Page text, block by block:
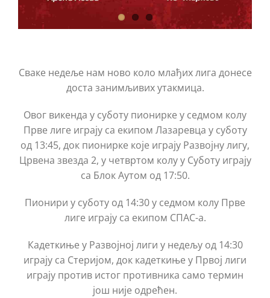
Сваке недеље нам ново коло млађих лига донесе
доста занимљивих утакмица.
Овог викенда у суботу пионирке у седмом колу
Прве лиге играју са екипом Лазаревца у суботу
од 13:45, док пионирке које играју Развојну лигу,
Црвена звезда 2, у четвртом колу у Суботу играју
са Блок Аутом од 17:50.
Пионири у суботу од 14:30 у седмом колу Прве
лиге играју са екипом СПАС-а.
Кадеткиње у Развојној лиги у недељу од 14:30
играју са Стеријом, док кадеткиње у Првој лиги
играју против истог противника само термин
још није одрећен.